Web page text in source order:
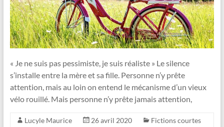
« Je ne suis pas pessimiste, je suis réaliste » Le silence
s’installe entre la mère et sa fille. Personne n’y prête
attention, mais au loin on entend le mécanisme d’un vieux
vélo rouillé. Mais personne n’y prête jamais attention,
Lucyle Maurice 26 avril 2020
Fictions courtes